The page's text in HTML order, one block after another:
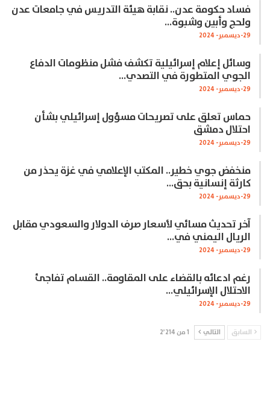
فساد حكومة عدن.. نقابة هيئة التدريس في جامعات عدن
ولحج وأبين وشبوة…
29-ديسمبر- 2024
وسائل إعلام إسرائيلية تكشف فشل منظومات الدفاع
الجوي المتطورة في التصدي…
29-ديسمبر- 2024
حماس تعلق على تصريحات مسؤول إسرائيلي بشأن
احتلال دمشق
29-ديسمبر- 2024
منخفض جوي خطير.. المكتب الإعلامي في غزة يحذر من
كارثة إنسانية بحق…
29-ديسمبر- 2024
آخر تحديث مسائي لأسعار صرف الدولار والسعودي مقابل
الريال اليمني في…
29-ديسمبر- 2024
رغم ادعائه بالقضاء على المقاومة.. القسام تفاجئ
الاحتلال الإسرائيلي…
29-ديسمبر- 2024
السابق التالي 1 من 2٬214